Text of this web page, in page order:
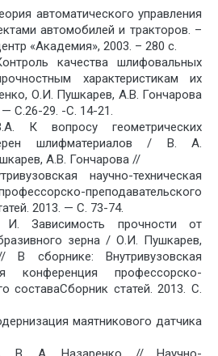
автоматического управления
автомобилей и тракторов. –
«Академия», 2003. – 280 с.
качества шлифовальных
характеристикам их
О.И. Пушкарев, А.В. Гончарова
С.26-29. -С. 14-21.
К вопросу геометрических
шлифматериалов / В. А.
А.В. Гончарова //
научно-техническая
преподавательского
2013. — С. 73-74.
Зависимость прочности от
зерна / О.И. Пушкарев,
В сборнике: Внутривузовская
конференция профессорско-
составаСборник статей. 2013. С.
маятникового датчика